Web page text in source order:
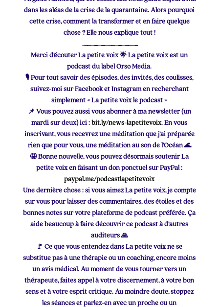
dans les aléas de la crise de la quarantaine. Alors pourquoi
cette crise, comment la transformer et en faire quelque
chose ? Elle nous explique tout !
………………………………………….
Merci d’écouter La petite voix 🌟 La petite voix est un
podcast du label Orso Media.
🎙 Pour tout savoir des épisodes, des invités, des coulisses,
suivez-moi sur Facebook et Instagram en recherchant
simplement « La petite voix le podcast »
📌 Vous pouvez aussi vous abonner à ma newsletter (un
mardi sur deux) ici : bit.ly/news-lapetitevoix. En vous
inscrivant, vous recevrez une méditation que j’ai préparée
rien que pour vous, une méditation au son de l’Océan 🌊
🤩 Bonne nouvelle, vous pouvez désormais soutenir La
petite voixen faisant un don ponctuel sur PayPal :
paypal.me/podcastlapetitevoix
Une dernière chose : si vous aimez La petite voix, je compte
sur vous pour laisser des commentaires, des étoiles et des
bonnes notes sur votre plateforme de podcast préférée. Ça
aide beaucoup à faire découvrir ce podcast à d’autres
auditeurs 🙏
🚩 Ce que vous entendez dans La petite voix ne se
substitue pas à une thérapie ou un coaching, encore moins
un avis médical. Au moment de vous tourner vers un
thérapeute, faites appel à votre discernement, à votre bon
sens et à votre esprit critique. Au moindre doute, stoppez
les séances et parlez-en avec un proche ou un